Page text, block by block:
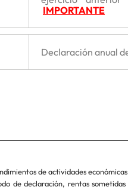
IMPORTANTE
Declaración anual
de actividades
de declaración, rentas